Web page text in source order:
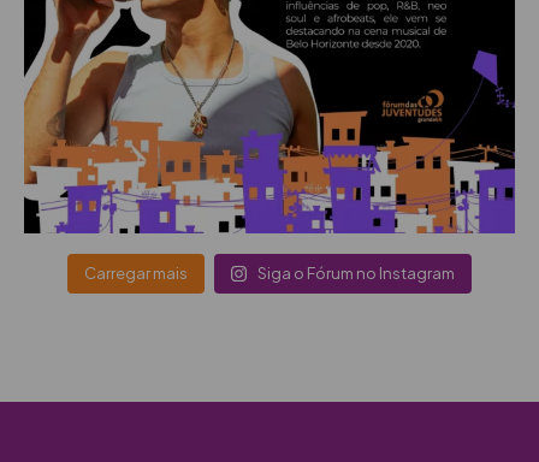
Carregar mais Siga o Fórum no Instagram